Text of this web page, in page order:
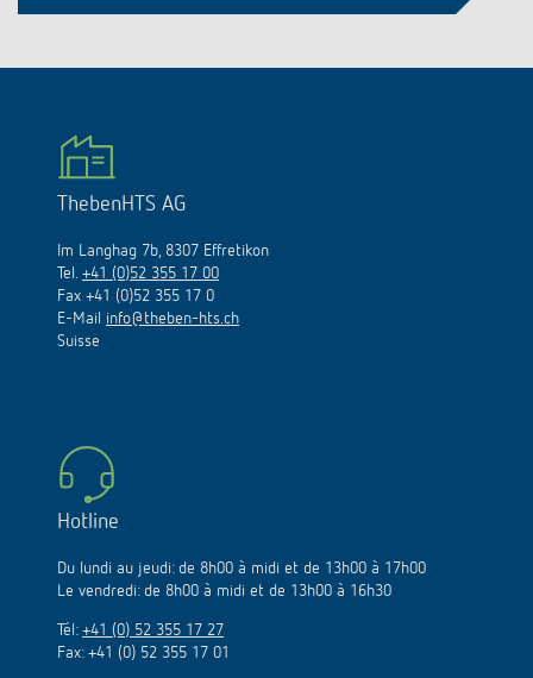
ThebenHTS AG
Im Langhag 7b, 8307 Effretikon
Tel. +41 (0)52 355 17 00
Fax +41 (0)52 355 17 0
E-Mail info@theben-hts.ch
Suisse
Hotline
Du lundi au jeudi: de 8h00 à midi et de 13h00 à 17h00
Le vendredi: de 8h00 à midi et de 13h00 à 16h30
Tél: +41 (0) 52 355 17 27
Fax: +41 (0) 52 355 17 01